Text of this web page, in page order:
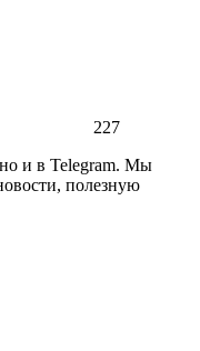
227
и в Telegram. Мы
полезную